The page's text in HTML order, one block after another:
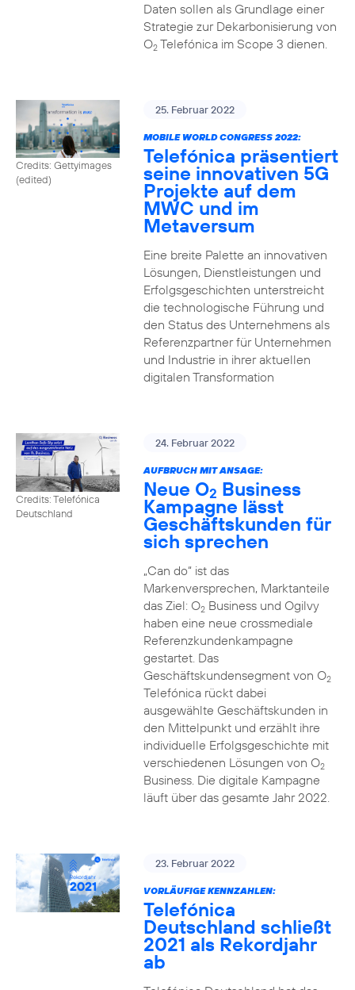
Daten sollen als Grundlage einer
Strategie zur Dekarbonisierung von
O2Telefónica im Scope 3 dienen.
Credits: Gettyimages
(edited)
25. Februar 2022
MOBILE WORLD CONGRESS 2022:
Telefónica präsentiert
seine innovativen 5G
Projekte auf dem
MWC und im
Metaversum
Eine breite Palette an innovativen
Lösungen, Dienstleistungen und
Erfolgsgeschichten unterstreicht
die technologische Führung und
den Status des Unternehmens als
Referenzpartner für Unternehmen
und Industrie in ihrer aktuellen
digitalen Transformation
Credits: Telefónica
Deutschland
24. Februar 2022
AUFBRUCH MIT ANSAGE:
Neue O2 Business
Kampagne lässt
Geschäftskunden für
sich sprechen
„Can do“ ist das
Markenversprechen, Marktanteile
das Ziel: O2Business und Ogilvy
haben eine neue crossmediale
Referenzkundenkampagne
gestartet. Das
Geschäftskundensegment von O2
Telefónica rückt dabei
ausgewählte Geschäftskunden in
den Mittelpunkt und erzählt ihre
individuelle Erfolgsgeschichte mit
verschiedenen Lösungen von O2
Business. Die digitale Kampagne
läuft über das gesamte Jahr 2022.
23. Februar 2022
VORLÄUFIGE KENNZAHLEN:
Telefónica
Deutschland schließt
2021 als Rekordjahr
ab